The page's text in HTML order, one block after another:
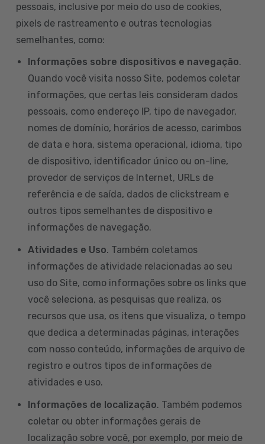
pessoais, inclusive por meio do uso de cookies,
pixels de rastreamento e outras tecnologias
semelhantes, como:
Informações sobre dispositivos e navegação.
Quando você visita nosso Site, podemos coletar
informações, que certas leis consideram dados
pessoais, como endereço IP, tipo de navegador,
nomes de domínio, horários de acesso, carimbos
de data e hora, sistema operacional, idioma, tipo
de dispositivo, identificador único ou on-line,
provedor de serviços de Internet, URLs de
referência e de saída, dados de clickstream e
outros tipos semelhantes de dispositivo e
informações de navegação.
Atividades e Uso. Também coletamos
informações de atividade relacionadas ao seu
uso do Site, como informações sobre os links que
você seleciona, as pesquisas que realiza, os
recursos que usa, os itens que visualiza, o tempo
que dedica a determinadas páginas, interações
com nosso conteúdo, informações de arquivo de
registro e outros tipos de informações de
atividades e uso.
Informações de localização. Também podemos
coletar ou obter informações gerais de
localização sobre você, por exemplo, por meio de